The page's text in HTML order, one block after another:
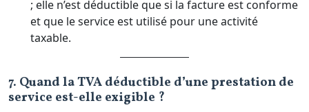
; elle n’est déductible que si la facture est conforme
et que le service est utilisé pour une activité
taxable.
7. Quand la TVA déductible d’une prestation de
service est-elle exigible ?